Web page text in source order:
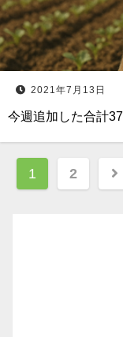
2021年7月13日
今週追加した合計
投
稿
1 2